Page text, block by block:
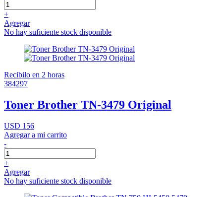
+
Agregar
No hay suficiente stock disponible
Recibilo en 2 horas
384297
Toner Brother TN-3479 Original
USD 156
Agregar a mi carrito
-
+
Agregar
No hay suficiente stock disponible